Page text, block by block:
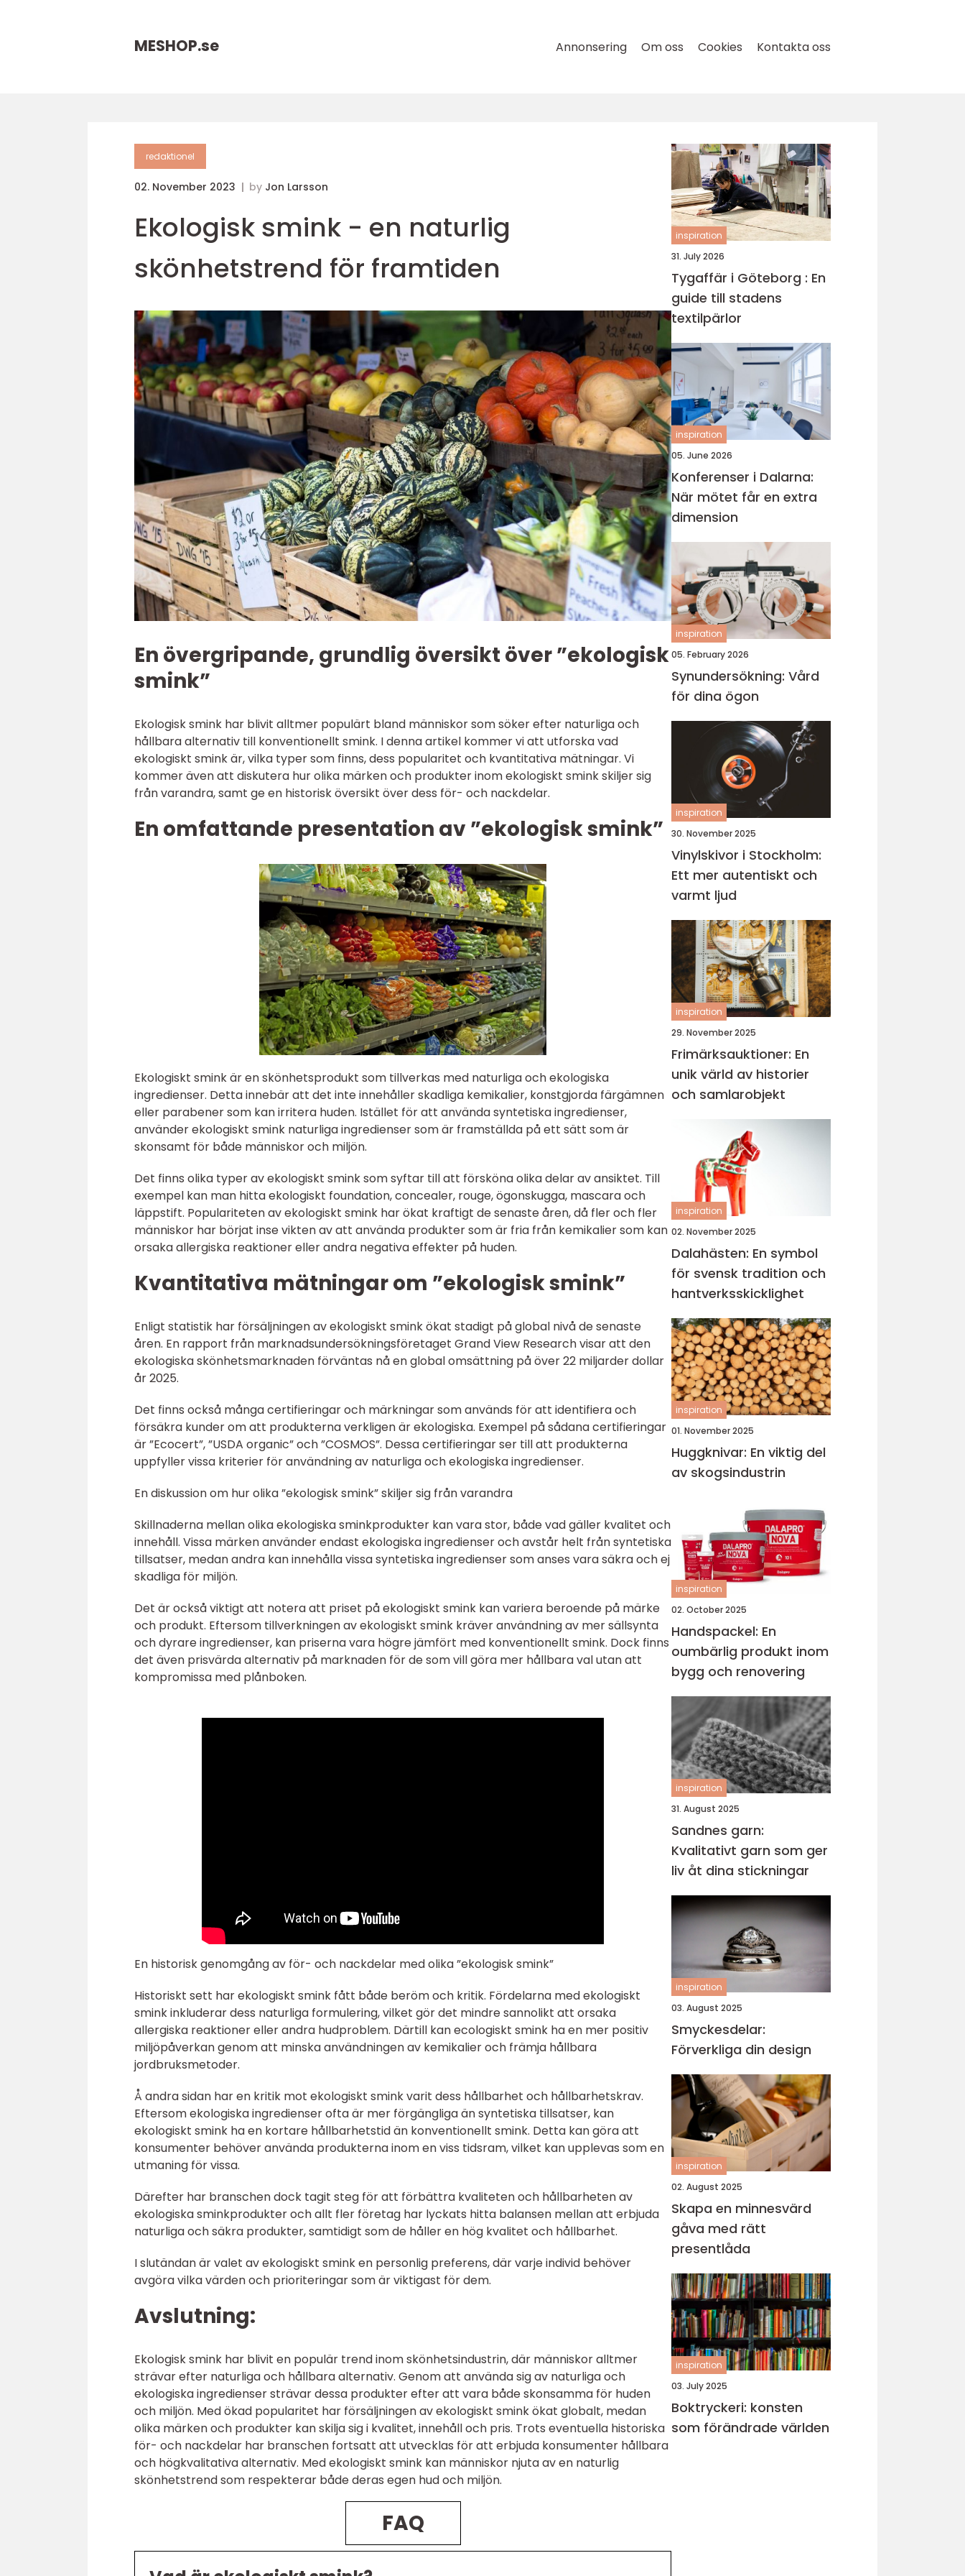
MESHOP.se Annonsering Om oss Cookies Kontakta oss
redaktionel
02. November 2023 by Jon Larsson
Ekologisk smink - en naturlig
skönhetstrend för framtiden
En övergripande, grundlig översikt över ”ekologisk
smink”
Ekologisk smink har blivit alltmer populärt bland människor som söker efter naturliga och
hållbara alternativ till konventionellt smink. I denna artikel kommer vi att utforska vad
ekologiskt smink är, vilka typer som finns, dess popularitet och kvantitativa mätningar. Vi
kommer även att diskutera hur olika märken och produkter inom ekologiskt smink skiljer sig
från varandra, samt ge en historisk översikt över dess för- och nackdelar.
En omfattande presentation av ”ekologisk smink”
Ekologiskt smink är en skönhetsprodukt som tillverkas med naturliga och ekologiska
ingredienser. Detta innebär att det inte innehåller skadliga kemikalier, konstgjorda färgämnen
eller parabener som kan irritera huden. Istället för att använda syntetiska ingredienser,
använder ekologiskt smink naturliga ingredienser som är framställda på ett sätt som är
skonsamt för både människor och miljön.
Det finns olika typer av ekologiskt smink som syftar till att försköna olika delar av ansiktet. Till
exempel kan man hitta ekologiskt foundation, concealer, rouge, ögonskugga, mascara och
läppstift. Populariteten av ekologiskt smink har ökat kraftigt de senaste åren, då fler och fler
människor har börjat inse vikten av att använda produkter som är fria från kemikalier som kan
orsaka allergiska reaktioner eller andra negativa effekter på huden.
Kvantitativa mätningar om ”ekologisk smink”
Enligt statistik har försäljningen av ekologiskt smink ökat stadigt på global nivå de senaste
åren. En rapport från marknadsundersökningsföretaget Grand View Research visar att den
ekologiska skönhetsmarknaden förväntas nå en global omsättning på över 22 miljarder dollar
år 2025.
Det finns också många certifieringar och märkningar som används för att identifiera och
försäkra kunder om att produkterna verkligen är ekologiska. Exempel på sådana certifieringar
är ”Ecocert”, ”USDA organic” och ”COSMOS”. Dessa certifieringar ser till att produkterna
uppfyller vissa kriterier för användning av naturliga och ekologiska ingredienser.
En diskussion om hur olika ”ekologisk smink” skiljer sig från varandra
Skillnaderna mellan olika ekologiska sminkprodukter kan vara stor, både vad gäller kvalitet och
innehåll. Vissa märken använder endast ekologiska ingredienser och avstår helt från syntetiska
tillsatser, medan andra kan innehålla vissa syntetiska ingredienser som anses vara säkra och ej
skadliga för miljön.
Det är också viktigt att notera att priset på ekologiskt smink kan variera beroende på märke
och produkt. Eftersom tillverkningen av ekologiskt smink kräver användning av mer sällsynta
och dyrare ingredienser, kan priserna vara högre jämfört med konventionellt smink. Dock finns
det även prisvärda alternativ på marknaden för de som vill göra mer hållbara val utan att
kompromissa med plånboken.
En historisk genomgång av för- och nackdelar med olika ”ekologisk smink”
Historiskt sett har ekologiskt smink fått både beröm och kritik. Fördelarna med ekologiskt
smink inkluderar dess naturliga formulering, vilket gör det mindre sannolikt att orsaka
allergiska reaktioner eller andra hudproblem. Därtill kan ecologiskt smink ha en mer positiv
miljöpåverkan genom att minska användningen av kemikalier och främja hållbara
jordbruksmetoder.
Å andra sidan har en kritik mot ekologiskt smink varit dess hållbarhet och hållbarhetskrav.
Eftersom ekologiska ingredienser ofta är mer förgängliga än syntetiska tillsatser, kan
ekologiskt smink ha en kortare hållbarhetstid än konventionellt smink. Detta kan göra att
konsumenter behöver använda produkterna inom en viss tidsram, vilket kan upplevas som en
utmaning för vissa.
Därefter har branschen dock tagit steg för att förbättra kvaliteten och hållbarheten av
ekologiska sminkprodukter och allt fler företag har lyckats hitta balansen mellan att erbjuda
naturliga och säkra produkter, samtidigt som de håller en hög kvalitet och hållbarhet.
I slutändan är valet av ekologiskt smink en personlig preferens, där varje individ behöver
avgöra vilka värden och prioriteringar som är viktigast för dem.
Avslutning:
Ekologisk smink har blivit en populär trend inom skönhetsindustrin, där människor alltmer
strävar efter naturliga och hållbara alternativ. Genom att använda sig av naturliga och
ekologiska ingredienser strävar dessa produkter efter att vara både skonsamma för huden
och miljön. Med ökad popularitet har försäljningen av ekologiskt smink ökat globalt, medan
olika märken och produkter kan skilja sig i kvalitet, innehåll och pris. Trots eventuella historiska
för- och nackdelar har branschen fortsatt att utvecklas för att erbjuda konsumenter hållbara
och högkvalitativa alternativ. Med ekologiskt smink kan människor njuta av en naturlig
skönhetstrend som respekterar både deras egen hud och miljön.
FAQ
inspiration
31. July 2026
Tygaffär i Göteborg : En
guide till stadens
textilpärlor
inspiration
05. June 2026
Konferenser i Dalarna:
När mötet får en extra
dimension
inspiration
05. February 2026
Synundersökning: Vård
för dina ögon
inspiration
30. November 2025
Vinylskivor i Stockholm:
Ett mer autentiskt och
varmt ljud
inspiration
29. November 2025
Frimärksauktioner: En
unik värld av historier
och samlarobjekt
inspiration
02. November 2025
Dalahästen: En symbol
för svensk tradition och
hantverksskicklighet
inspiration
01. November 2025
Huggknivar: En viktig del
av skogsindustrin
inspiration
02. October 2025
Handspackel: En
oumbärlig produkt inom
bygg och renovering
inspiration
31. August 2025
Sandnes garn:
Kvalitativt garn som ger
liv åt dina stickningar
inspiration
03. August 2025
Smyckesdelar:
Förverkliga din design
inspiration
02. August 2025
Skapa en minnesvärd
gåva med rätt
presentlåda
inspiration
03. July 2025
Boktryckeri: konsten
som förändrade världen